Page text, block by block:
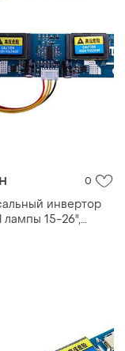
0
инвертор
лампы 15-26",